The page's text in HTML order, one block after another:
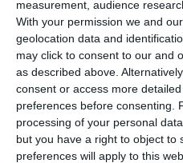
measurement, audience
With your permission we and
geolocation data and
may click to consent to our and
as described above.
consent or access more
preferences before consenting.
processing of your personal
but you have a right to object to
preferences will apply to this
Citește și
Alegeri Ungaria 2026.
câștigător și înlătură
putere